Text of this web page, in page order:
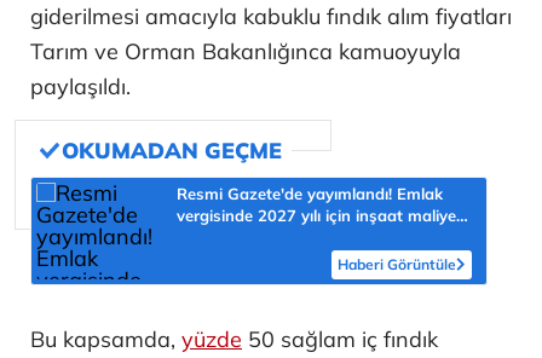
giderilmesi amacıyla kabuklu fındık alım fiyatları
Tarım ve Orman Bakanlığınca kamuoyuyla
paylaşıldı.
Resmi Gazete'de yayımlandı! Emlak
vergisinde 2027 yılı için inşaat maliyet
Haberi Görüntüle
Bu kapsamda, yüzde 50 sağlam iç fındık